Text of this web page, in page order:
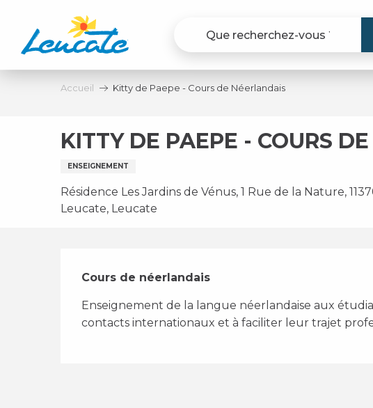
contenu
principal
Accueil Kitty de Paepe - Cours de Néerlandais
KITTY DE PAEPE - COURS
ENSEIGNEMENT
Résidence Les Jardins de Vénus, 1 Rue de la Nature,
Leucate, Leucate
Description
Cours de néerlandais
Enseignement de la langue néerlandaise aux
contacts internationaux et à faciliter leur trajet